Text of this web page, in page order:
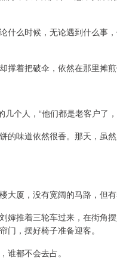
什么时候，无论遇到什么事
着把破伞，依然在那里摊煎
个人，“他们都是老客户了
的味道依然很香。那天，虽
厦，没有宽阔的马路，但有
婶推着三轮车过来，在街角
，摆好椅子准备迎客。
谁都不会去占。